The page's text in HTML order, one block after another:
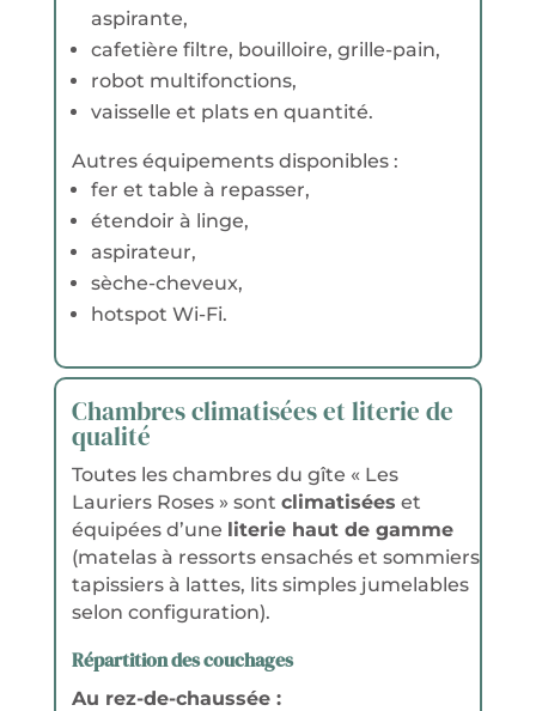
aspirante,
cafetière filtre, bouilloire, grille-pain,
robot multifonctions,
vaisselle et plats en quantité.
Autres équipements disponibles :
fer et table à repasser,
étendoir à linge,
aspirateur,
sèche-cheveux,
hotspot Wi-Fi.
Chambres climatisées et literie de
qualité
Toutes les chambres du gîte « Les
Lauriers Roses » sont climatisées et
équipées d’une literie haut de gamme
(matelas à ressorts ensachés et sommiers
tapissiers à lattes, lits simples jumelables
selon configuration).
Répartition des couchages
Au rez-de-chaussée :